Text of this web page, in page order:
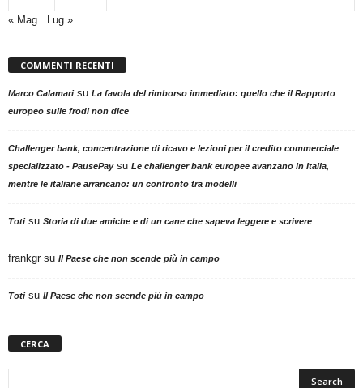
« Mag
Lug »
COMMENTI RECENTI
Marco Calamarisu La favola del rimborso immediato: quello che il Rapporto
europeo sulle frodi non dice
Challenger bank, concentrazione di ricavo e lezioni per il credito commerciale
specializzato - PausePaysu Le challenger bank europee avanzano in Italia,
mentre le italiane arrancano: un confronto tra modelli
Totisu Storia di due amiche e di un cane che sapeva leggere e scrivere
frankgr su Il Paese che non scende più in campo
Totisu Il Paese che non scende più in campo
CERCA